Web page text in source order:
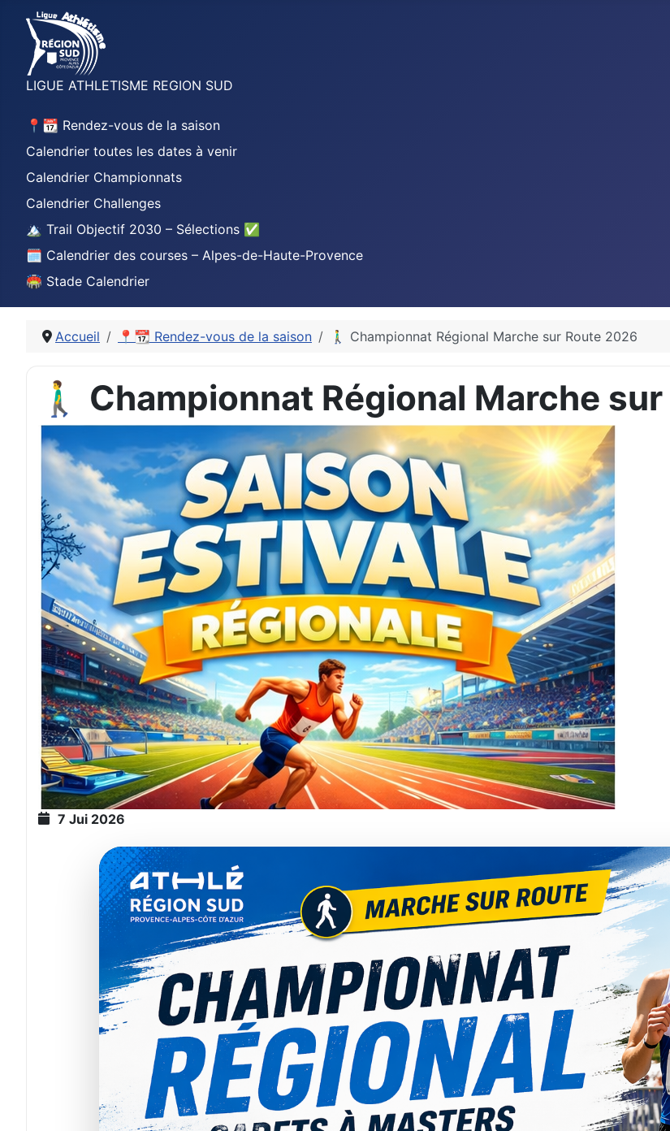
LIGUE ATHLETISME REGION SUD
📍📆 Rendez-vous de la saison
Calendrier toutes les dates à venir
Calendrier Championnats
Calendrier Challenges
🏔️ Trail Objectif 2030 – Sélections ✅
🗓️ Calendrier des courses – Alpes-de-Haute-Provence
🏟️ Stade Calendrier
Accueil 📍📆 Rendez-vous de la saison 🚶‍♂️ Championnat Régional Marche sur Route 2026
🚶‍♂️ Championnat Régional Marche
7 Jui 2026